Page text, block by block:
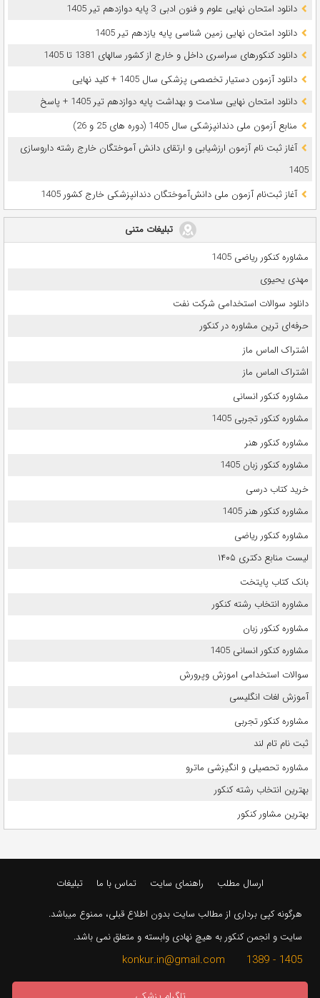
دانلود امتحان نهایی علوم و فنون ادبی 3 پایه دوازدهم تیر 1405
دانلود امتحان نهایی زمین شناسی پایه یازدهم تیر 1405
دانلود کنکورهای سراسری داخل و خارج از کشور سالهای 1381 تا 1405
دانلود آزمون دستیار تخصصی پزشکی سال 1405 + کلید نهایی
دانلود امتحان نهایی سلامت و بهداشت پایه دوازدهم تیر 1405 + پاسخ
ﻣﻨﺎﺑﻊ آزﻣﻮن ﻣﻠﯽ دندانپزشکی سال 1405 (دوره های 25 و 26)
آغاز ثبت نام آزمون‌ ارزشیابی و ارتقای دانش آموختگان خارج رشته داروسازی
1405
آغاز ثبت‌نام آزمون ملی دانش‌آموختگان دندانپزشکی خارج کشور 1405
تبلیغات متنی
مشاوره کنکور ریاضی 1405
مهدی یحیوی
دانلود سوالات استخدامی شرکت نفت
حرفه‌ای ترین مشاوره در کنکور
اشتراک الماس ماز
اشتراک الماس ماز
مشاوره کنکور انسانی
مشاوره کنکور تجربی 1405
مشاوره کنکور هنر
مشاوره کنکور زبان 1405
خرید کتاب درسی
مشاوره کنکور هنر 1405
مشاوره کنکور ریاضی
لیست منابع دکتری ۱۴۰۵
بانک کتاب پایتخت
مشاوره انتخاب رشته کنکور
مشاوره کنکور زبان
مشاوره کنکور انسانی 1405
سوالات استخدامی اموزش وپرورش
آموزش لغات انگلیسی
مشاوره کنکور تجربی
ثبت نام تام لند
مشاوره تحصیلی و انگیزشی ماترو
بهترین انتخاب رشته کنکور
بهترین مشاور کنکور
ارسال مطلب راهنمای سایت تماس با ما تبلیغات
هرگونه کپی برداری از مطالب سایت بدون اطلاع قبلی، ممنوع میباشد.
سایت و انجمن کنکور به هیچ نهادی وابسته و متعلق نمی باشد.
1405 - 1389 konkur.in@gmail.com